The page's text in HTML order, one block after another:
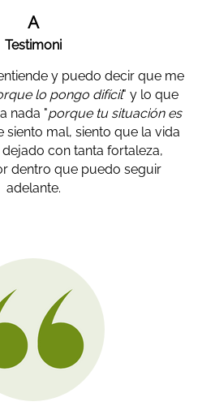
A
Testimoni
y puedo decir que me
lo pongo difícil" y lo que
nada "porque tu situación es
siento mal, siento que la vida
con tanta fortaleza,
dentro que puedo seguir
adelante.